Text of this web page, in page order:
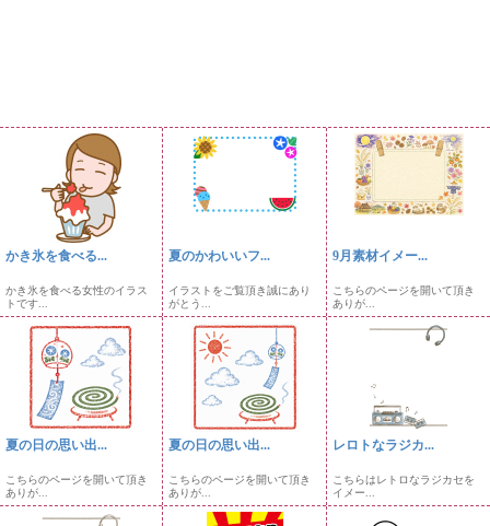
かき氷を食べる...
かき氷を食べる女性のイラス
トです...
夏のかわいいフ...
イラストをご覧頂き誠にあり
がとう...
9月素材イメー...
こちらのページを開いて頂き
ありが...
夏の日の思い出...
こちらのページを開いて頂き
ありが...
夏の日の思い出...
こちらのページを開いて頂き
ありが...
レロトなラジカ...
こちらはレトロなラジカセを
イメー...